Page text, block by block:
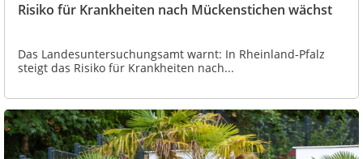
Risiko für Krankheiten nach Mückenstichen wächst
Das Landesuntersuchungsamt warnt: In Rheinland-Pfalz
steigt das Risiko für Krankheiten nach...